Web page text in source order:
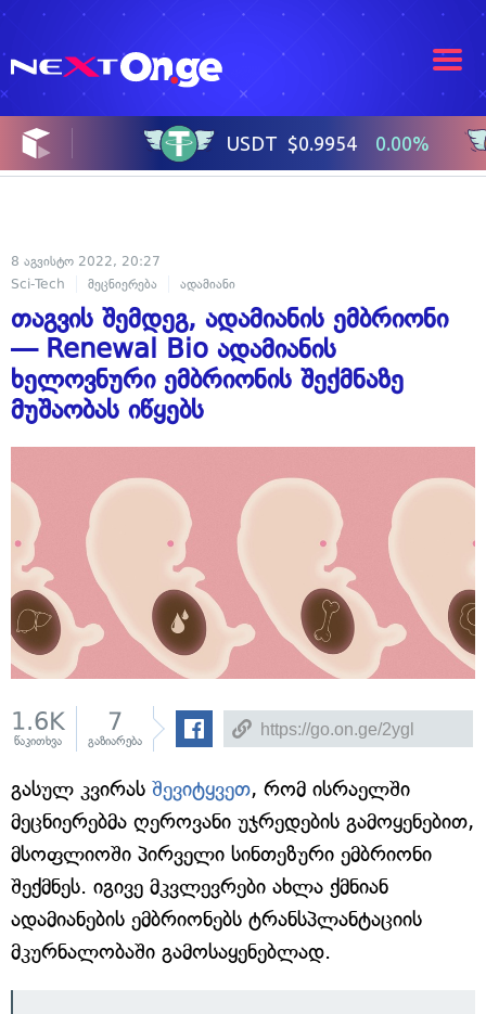
8 აგვისტო 2022, 20:27
Sci-Tech
მეცნიერება ადამიანი
თაგვის შემდეგ, ადამიანის ემბრიონი
— Renewal Bio ადამიანის
ხელოვნური ემბრიონის შექმნაზე
მუშაობას იწყებს
1.6K
წაკითხვა
7
გაზიარება
გასულ კვირას შევიტყვეთ, რომ ისრაელში
მეცნიერებმა ღეროვანი უჯრედების გამოყენებით,
მსოფლიოში პირველი სინთეზური ემბრიონი
შექმნეს. იგივე მკვლევრები ახლა ქმნიან
ადამიანების ემბრიონებს ტრანსპლანტაციის
მკურნალობაში გამოსაყენებლად.